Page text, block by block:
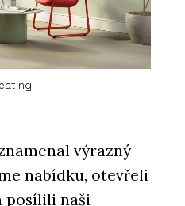
výrazný
nabídku, otevřeli
posílili naši